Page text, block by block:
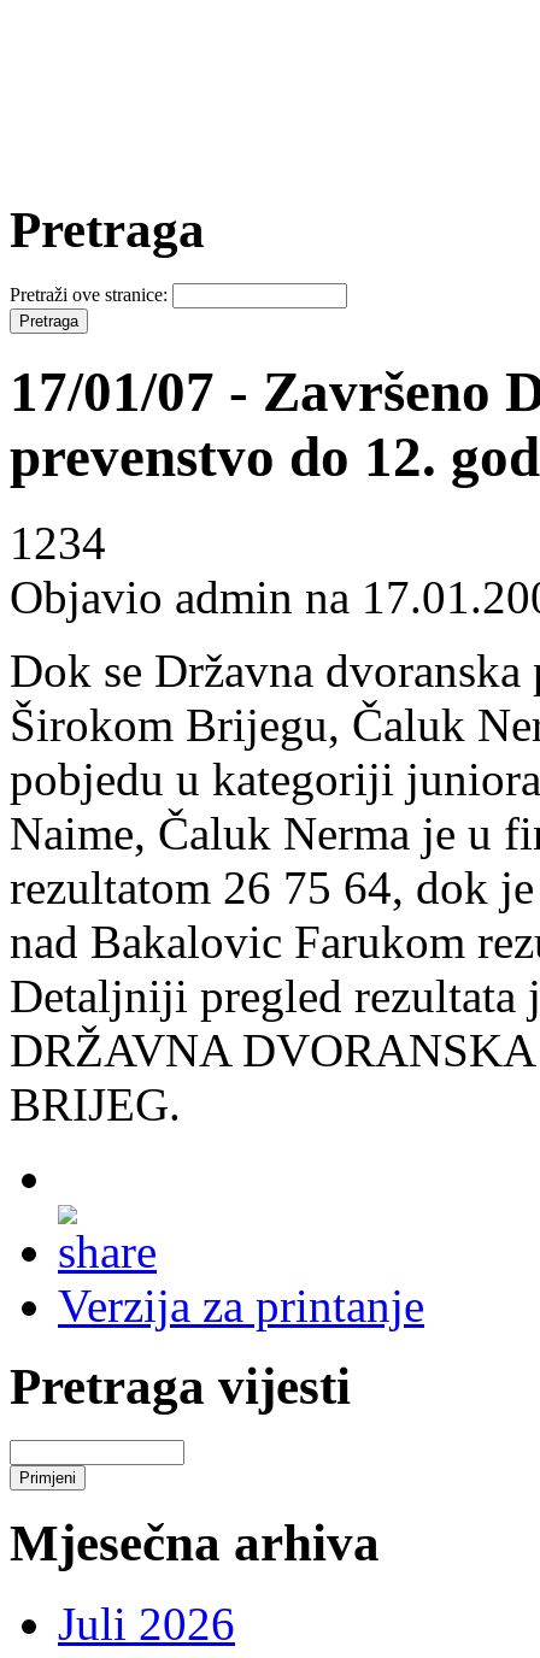
Pretraga
Pretraži ove stranice:
17/01/07 - Završeno
prevenstvo do 12.
1234
Objavio admin na
Dok se Državna
Širokom Brijegu, Čaluk
pobjedu u kategoriji
Naime, Čaluk Nerma je u
rezultatom 26 75 64, dok
nad Bakalovic Farukom
Detaljniji pregled rezultata
DRŽAVNA
BRIJEG.
Verzija za printanje
Pretraga vijesti
Mjesečna arhiva
Juli 2026